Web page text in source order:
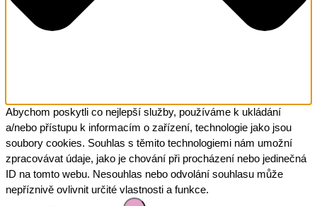
Abychom poskytli co nejlepší služby, používáme k ukládání
a/nebo přístupu k informacím o zařízení, technologie jako jsou
soubory cookies. Souhlas s těmito technologiemi nám umožní
zpracovávat údaje, jako je chování při procházení nebo jedinečná
ID na tomto webu. Nesouhlas nebo odvolání souhlasu může
nepříznivě ovlivnit určité vlastnosti a funkce.